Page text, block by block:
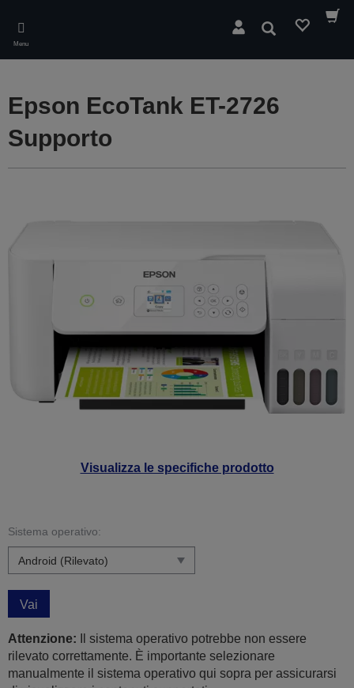
main
content
Menu
Cerca
Visualizza le specifiche prodotto
Epson EcoTank ET-2726
Supporto
Sistema operativo:
Vai
Attenzione: Il sistema operativo potrebbe non essere
rilevato correttamente. È importante selezionare
manualmente il sistema operativo qui sopra per assicurarsi